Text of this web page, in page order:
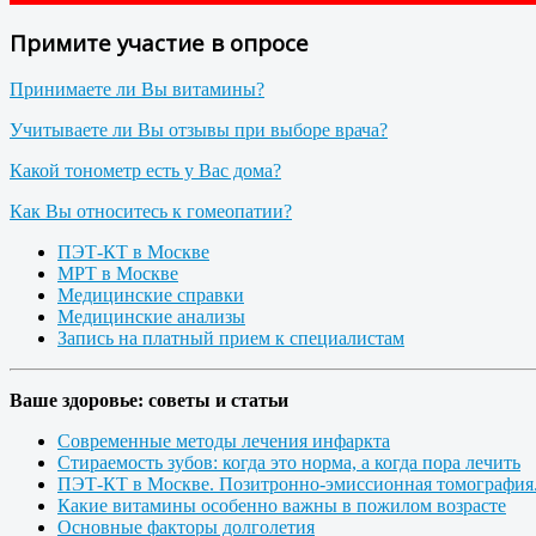
Примите участие в опросе
Принимаете ли Вы витамины?
Учитываете ли Вы отзывы при выборе врача?
Какой тонометр есть у Вас дома?
Как Вы относитесь к гомеопатии?
ПЭТ-КТ в Москве
МРТ в Москве
Медицинские справки
Медицинские анализы
Запись на платный прием к специалистам
Ваше здоровье: советы и статьи
Современные методы лечения инфаркта
Стираемость зубов: когда это норма, а когда пора лечить
ПЭТ-КТ в Москве. Позитронно-эмиссионная
Какие витамины особенно важны в пожилом возрасте
Основные факторы долголетия